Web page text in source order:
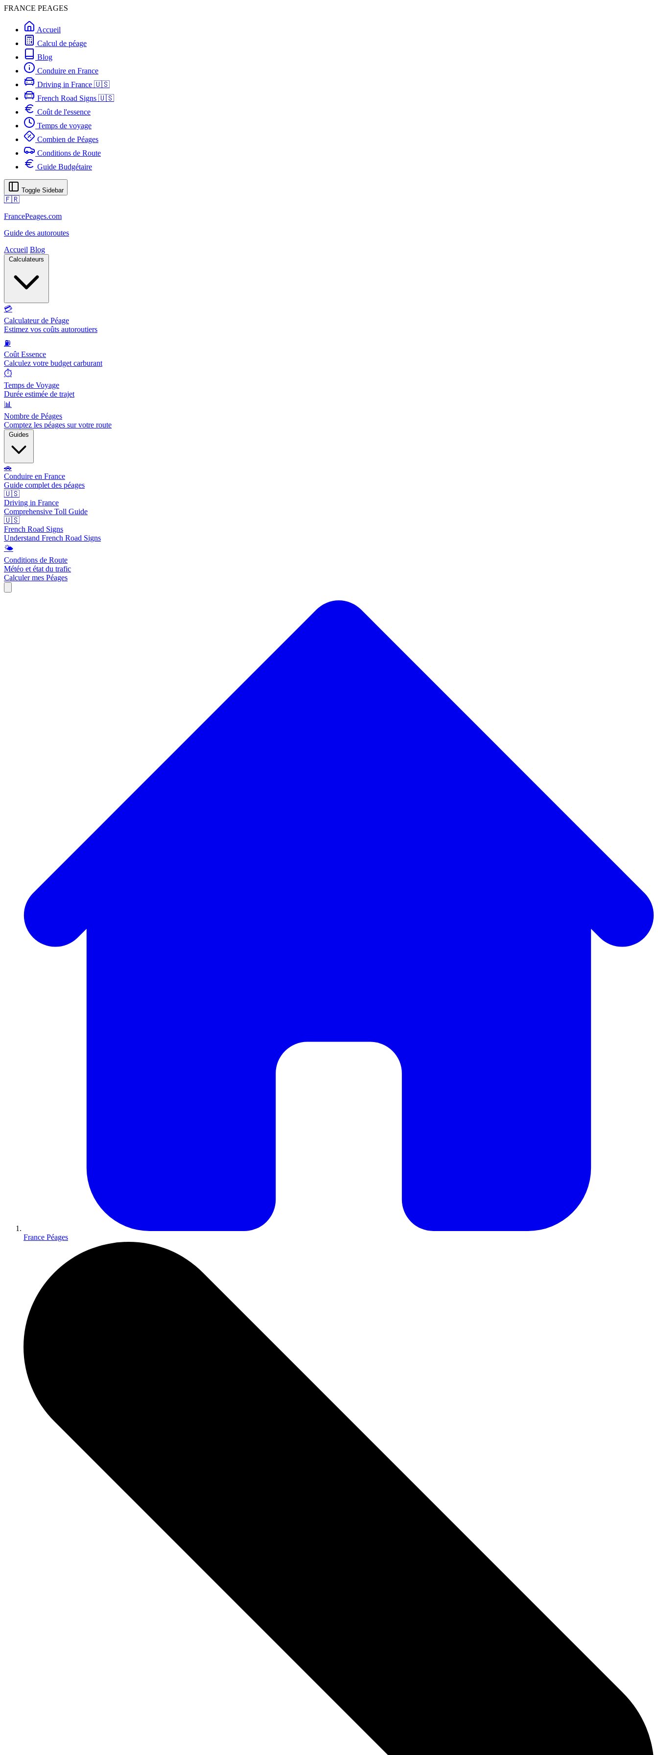
FRANCE PEAGES
Accueil
Calcul de péage
Blog
Conduire en France
Driving in France 🇺🇸
French Road Signs 🇺🇸
Coût de l'essence
Temps de voyage
Combien de Péages
Conditions de Route
Guide Budgétaire
Toggle Sidebar
🇫🇷
FrancePeages.com
Guide des autoroutes
Accueil Blog
Calculateurs
💳
Calculateur de Péage
Estimez vos coûts autoroutiers
⛽
Coût Essence
Calculez votre budget carburant
⏱️
Temps de Voyage
Durée estimée de trajet
📊
Nombre de Péages
Comptez les péages sur votre route
Guides
🚗
Conduire en France
Guide complet des péages
🇺🇸
Driving in France
Comprehensive Toll Guide
🇺🇸
French Road Signs
Understand French Road Signs
🌤️
Conditions de Route
Météo et état du trafic
Calculer mes Péages
France Péages